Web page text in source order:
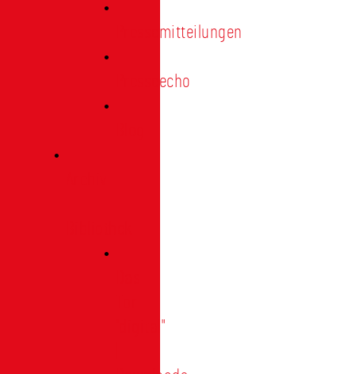
Pressemitteilungen
Presseecho
"digital"